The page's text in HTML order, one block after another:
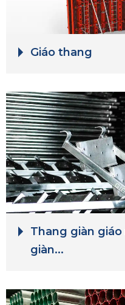
Giáo thang
Thang giàn
giàn...